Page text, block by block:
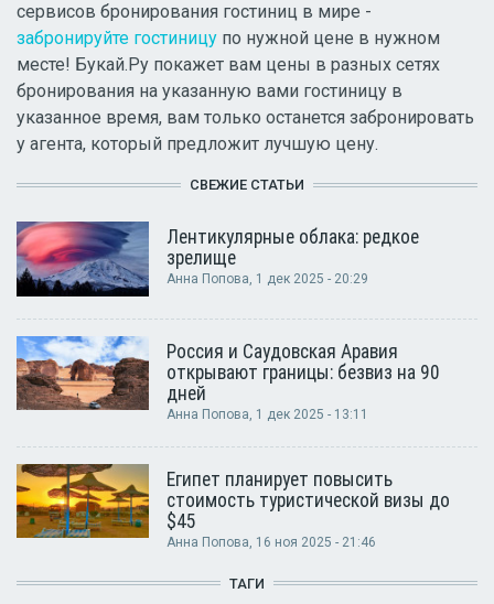
сервисов бронирования гостиниц в мире -
забронируйте гостиницу по нужной цене в нужном
месте! Букай.Ру покажет вам цены в разных сетях
бронирования на указанную вами гостиницу в
указанное время, вам только останется забронировать
у агента, который предложит лучшую цену.
СВЕЖИЕ СТАТЬИ
Лентикулярные облака: редкое
зрелище
Анна Попова, 1 дек 2025 - 20:29
Россия и Саудовская Аравия
открывают границы: безвиз на 90
дней
Анна Попова, 1 дек 2025 - 13:11
Египет планирует повысить
стоимость туристической визы до
$45
Анна Попова, 16 ноя 2025 - 21:46
ТАГИ